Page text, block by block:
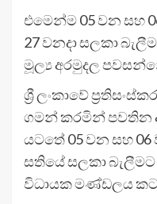
එමෙන්ම 05 වන සහ
27 වනදා සලකා
මූල්‍ය අරමුදල
ශ්‍රී ලංකාවේ
ගමන් කරමින් පවතින
යටතේ 05 වන සහ
සතියේ සලකා
විධායක මණ්ඩලය